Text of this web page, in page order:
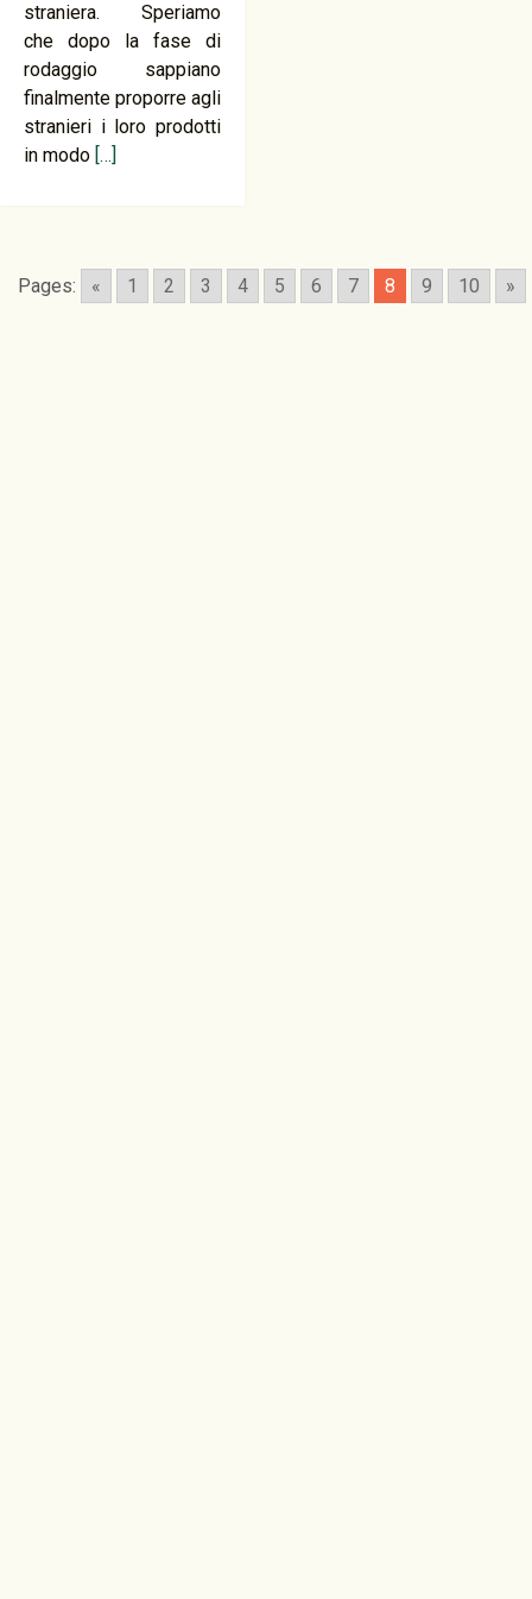
straniera. Speriamo
che dopo la fase di
rodaggio sappiano
finalmente proporre agli
stranieri i loro prodotti
in modo […]
Pages: « 1 2 3 4 5 6 7 8 9 10 »